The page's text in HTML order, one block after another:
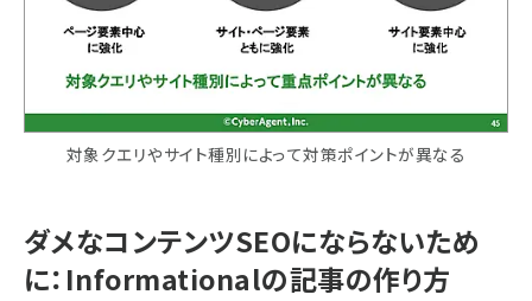
対象クエリやサイト種別によって対策ポイントが異なる
ダメなコンテンツSEOにならないため
に：Informationalの記事の作り方